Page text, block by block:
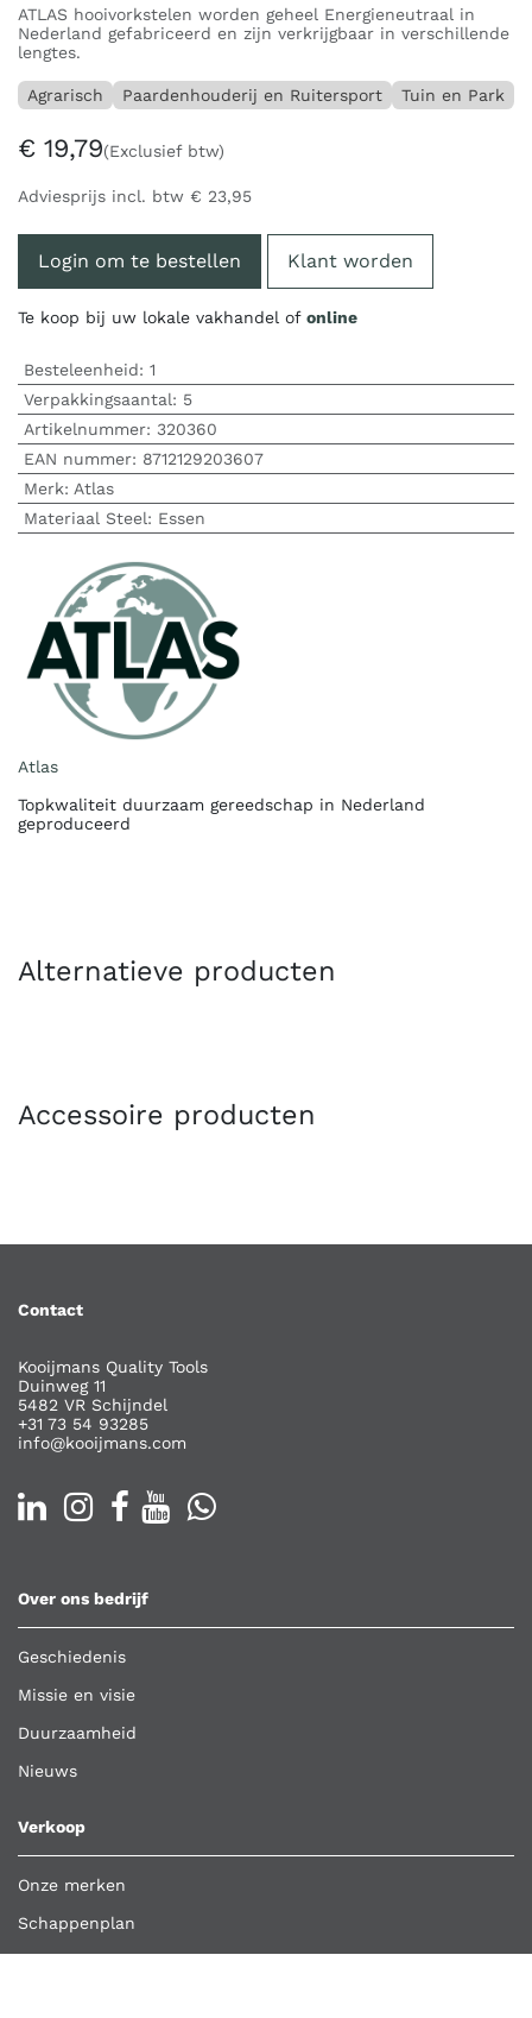
ATLAS hooivorkstelen worden geheel Energieneutraal in
Nederland gefabriceerd en zijn verkrijgbaar in verschillende
lengtes.
Agrarisch Paardenhouderij en Ruitersport Tuin en Park
€ 19,79(Exclusief btw)
Adviesprijs incl. btw € 23,95
Login om te bestellen Klant worden
Te koop bij uw lokale vakhandel of online
Besteleenheid: 1
Verpakkingsaantal: 5
Artikelnummer: 320360
EAN nummer: 8712129203607
Merk: Atlas
Materiaal Steel: Essen
Atlas
Topkwaliteit duurzaam gereedschap in Nederland
geproduceerd
Alternatieve producten
Accessoire producten
Contact
Kooijmans Quality Tools
Duinweg 11
5482 VR Schijndel
+31 73 54 93285
info@kooijmans.com
Over ons bedrijf
Geschiedenis
Missie en visie
Duurzaamheid
Nieuws
Verkoop
Onze merken
Schappenplan